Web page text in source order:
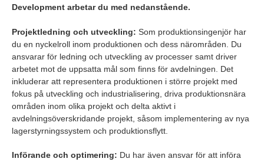
Development arbetar du med nedanstående.
Projektledning och utveckling: Som produktionsingenjör har
du en nyckelroll inom produktionen och dess närområden. Du
ansvarar för ledning och utveckling av processer samt driver
arbetet mot de uppsatta mål som finns för avdelningen. Det
inkluderar att representera produktionen i större projekt med
fokus på utveckling och industrialisering, driva produktionsnära
områden inom olika projekt och delta aktivt i
avdelningsöverskridande projekt, såsom implementering av nya
lagerstyrningssystem och produktionsflytt.
Införande och optimering: Du har även ansvar för att införa